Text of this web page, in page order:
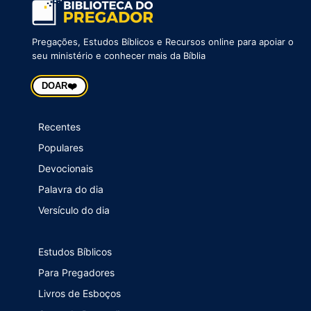
Pregações, Estudos Bíblicos e Recursos online para apoiar o
seu ministério e conhecer mais da Bíblia
DOAR❤️
Recentes
Populares
Devocionais
Palavra do dia
Versículo do dia
Estudos Bíblicos
Para Pregadores
Livros de Esboços